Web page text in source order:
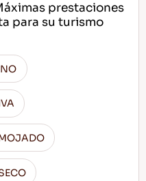
prestaciones
para su turismo